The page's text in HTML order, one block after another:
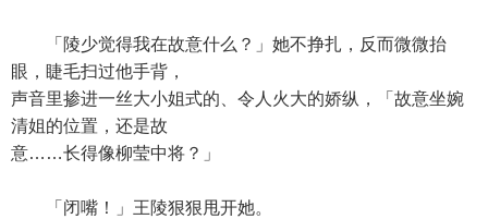
「陵少觉得我在故意什么？」她不挣扎，反而微微抬
眼，睫毛扫过他手背，
声音里掺进一丝大小姐式的、令人火大的娇纵，「故意坐婉
清姐的位置，还是故
意……长得像柳莹中将？」
「闭嘴！」王陵狠狠甩开她。